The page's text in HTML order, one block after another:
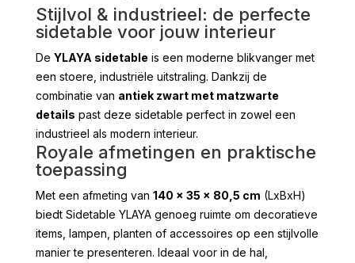
Stijlvol & industrieel: de perfecte
sidetable voor jouw interieur
De YLAYA sidetable is een moderne blikvanger met
een stoere, industriële uitstraling. Dankzij de
combinatie van antiek zwart met matzwarte
details past deze sidetable perfect in zowel een
industrieel als modern interieur.
Royale afmetingen en praktische
toepassing
Met een afmeting van 140 x 35 x 80,5 cm (LxBxH)
biedt Sidetable YLAYA genoeg ruimte om decoratieve
items, lampen, planten of accessoires op een stijlvolle
manier te presenteren. Ideaal voor in de hal,